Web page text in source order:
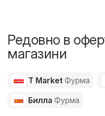
Редовно в
магазини
T Market Фурма
Билла Фурма